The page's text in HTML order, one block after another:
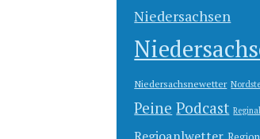
Niedersachsen
Niedersachsnewetter
Peine Podcast